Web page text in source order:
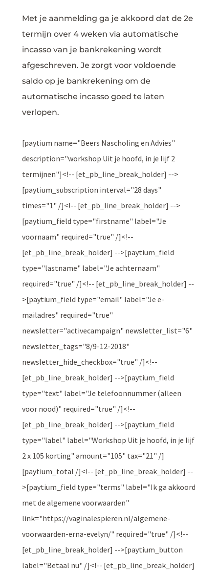
Met je aanmelding ga je akkoord dat de 2e
termijn over 4 weken via automatische
incasso van je bankrekening wordt
afgeschreven. Je zorgt voor voldoende
saldo op je bankrekening om de
automatische incasso goed te laten
verlopen.
[paytium name="Beers Nascholing en Advies"
description="workshop Uit je hoofd, in je lijf 2
termijnen"]<!-- [et_pb_line_break_holder] -->
[paytium_subscription interval="28 days"
times="1" /]<!-- [et_pb_line_break_holder] -->
[paytium_field type="firstname" label="Je
voornaam" required="true" /]<!--
[et_pb_line_break_holder] -->[paytium_field
type="lastname" label="Je achternaam"
required="true" /]<!-- [et_pb_line_break_holder] --
>[paytium_field type="email" label="Je e-
mailadres" required="true"
newsletter="activecampaign" newsletter_list="6"
newsletter_tags="8/9-12-2018"
newsletter_hide_checkbox="true" /]<!--
[et_pb_line_break_holder] -->[paytium_field
type="text" label="Je telefoonnummer (alleen
voor nood)" required="true" /]<!--
[et_pb_line_break_holder] -->[paytium_field
type="label" label="Workshop Uit je hoofd, in je lijf
2 x 105 korting" amount="105" tax="21" /]
[paytium_total /]<!-- [et_pb_line_break_holder] --
>[paytium_field type="terms" label="Ik ga akkoord
met de algemene voorwaarden"
link="https://vaginalespieren.nl/algemene-
voorwaarden-erna-evelyn/" required="true" /]<!--
[et_pb_line_break_holder] -->[paytium_button
label="Betaal nu" /]<!-- [et_pb_line_break_holder]